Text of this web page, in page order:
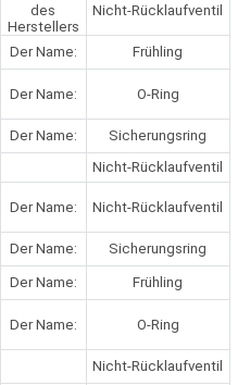
des
Herstellers
Nicht-Rücklaufventil
Der Name: Frühling
Der Name: O-Ring
Der Name:
Sicherungsring
Nicht-Rücklaufventil
Der Name: Nicht-Rücklaufventil
Der Name: Sicherungsring
Der Name: Frühling
Der Name: O-Ring
Nicht-Rücklaufventil